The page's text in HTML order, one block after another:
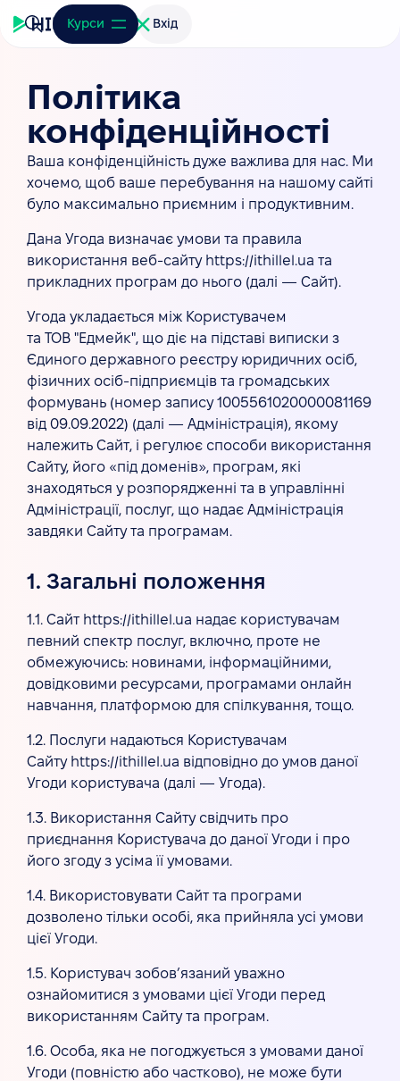
Курси Вхід
Політика
конфіденційності
Ваша конфіденційність дуже важлива для нас. Ми
хочемо, щоб ваше перебування на нашому сайті
було максимально приємним і продуктивним.
Дана Угода визначає умови та правила
використання веб-сайту https://ithillel.ua та
прикладних програм до нього (далі — Сайт).
Угода укладається між Користувачем
та ТОВ "Едмейк", що діє на підставі виписки з
Єдиного державного реєстру юридичних осіб,
фізичних осіб-підприємців та громадських
формувань (номер запису 1005561020000081169
від 09.09.2022) (далі — Адміністрація), якому
належить Сайт, і регулює способи використання
Сайту, його «під доменів», програм, які
знаходяться у розпорядженні та в управлінні
Адміністрації, послуг, що надає Адміністрація
завдяки Сайту та програмам.
1. Загальні положення
1.1. Сайт https://ithillel.ua надає користувачам
певний спектр послуг, включно, проте не
обмежуючись: новинами, інформаційними,
довідковими ресурсами, програмами онлайн
навчання, платформою для спілкування, тощо.
1.2. Послуги надаються Користувачам
Сайту https://ithillel.ua відповідно до умов даної
Угоди користувача (далі — Угода).
1.3. Використання Сайту свідчить про
приєднання Користувача до даної Угоди і про
його згоду з усіма її умовами.
1.4. Використовувати Сайт та програми
дозволено тільки особі, яка прийняла усі умови
цієї Угоди.
1.5. Користувач зобов’язаний уважно
ознайомитися з умовами цієї Угоди перед
використанням Сайту та програм.
1.6. Особа, яка не погоджується з умовами даної
Угоди (повністю або частково), не може бути